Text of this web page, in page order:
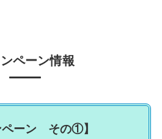
ペーン情報
ペーン その①】